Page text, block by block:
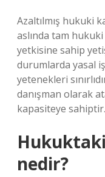
Azaltılmış hukuki
aslında tam
yetkisine sahip
durumlarda yasal
yetenekleri
danışman olarak
kapasiteye sahiptir.
nedir?